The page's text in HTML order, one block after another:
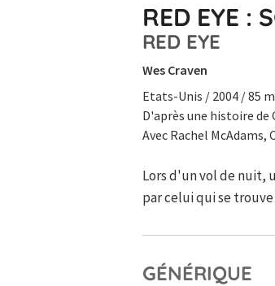
RED EYE :
RED EYE
Wes Craven
Etats-Unis / 2004 / 85
D'après une histoire de
Avec Rachel McAdams,
Lors d'un vol de nuit,
par celui qui se
GÉNÉRIQUE